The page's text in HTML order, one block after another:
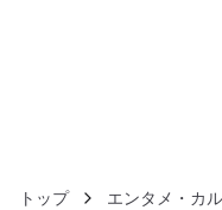
トップ エンタメ・カ